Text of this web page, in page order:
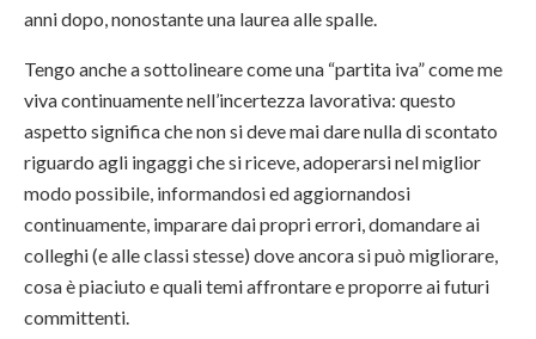
anni dopo, nonostante una laurea alle spalle.
Tengo anche a sottolineare come una “partita iva” come me
viva continuamente nell’incertezza lavorativa: questo
aspetto significa che non si deve mai dare nulla di scontato
riguardo agli ingaggi che si riceve, adoperarsi nel miglior
modo possibile, informandosi ed aggiornandosi
continuamente, imparare dai propri errori, domandare ai
colleghi (e alle classi stesse) dove ancora si può migliorare,
cosa è piaciuto e quali temi affrontare e proporre ai futuri
committenti.